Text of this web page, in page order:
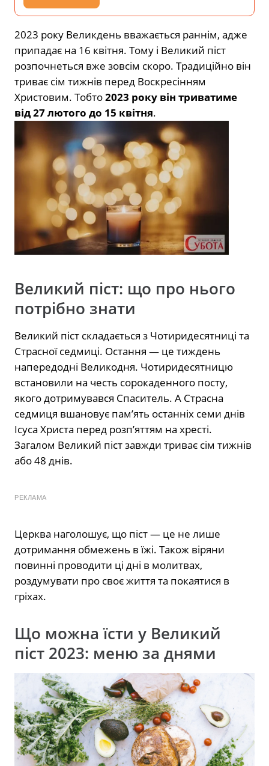
2023 року Великдень вважається раннім, адже
припадає на 16 квітня. Тому і Великий піст
розпочнеться вже зовсім скоро. Традиційно він
триває сім тижнів перед Воскресінням
Христовим. Тобто2023 року він триватиме
від 27 лютого до 15 квітня.
Великий піст: що про нього
потрібно знати
Великий піст складається з Чотиридесятниці та
Страсної седмиці. Остання — це тиждень
напередодні Великодня. Чотиридесятницю
встановили на честь сорокаденного посту,
якого дотримувався Спаситель. А Страсна
седмиця вшановує пам’ять останніх семи днів
Ісуса Христа перед розп’яттям на хресті.
Загалом Великий піст завжди триває сім тижнів
або 48 днів.
РЕКЛАМА
Церква наголошує, що піст — це не лише
дотримання обмежень в їжі. Також віряни
повинні проводити ці дні в молитвах,
роздумувати про своє життя та покаятися в
гріхах.
Що можна їсти у Великий
піст 2023: меню за днями